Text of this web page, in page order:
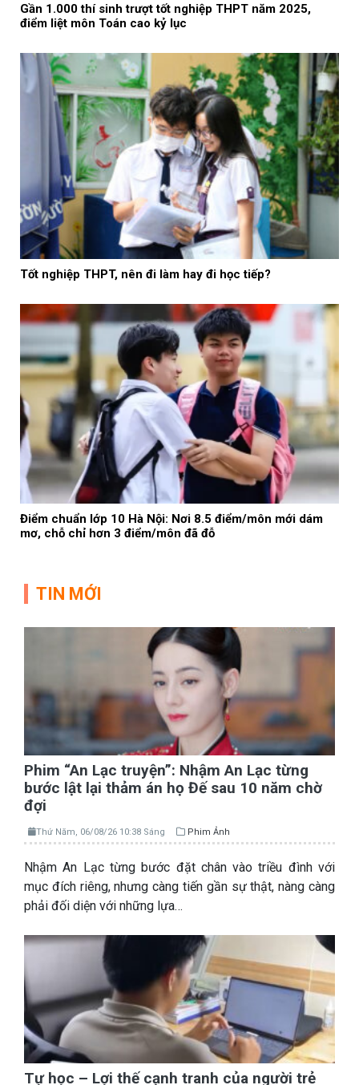
Gần 1.000 thí sinh trượt tốt nghiệp THPT năm 2025,
điểm liệt môn Toán cao kỷ lục
Tốt nghiệp THPT, nên đi làm hay đi học tiếp?
Điểm chuẩn lớp 10 Hà Nội: Nơi 8.5 điểm/môn mới dám
mơ, chỗ chỉ hơn 3 điểm/môn đã đỗ
TIN MỚI
Phim “An Lạc truyện”: Nhậm An Lạc từng
bước lật lại thảm án họ Đế sau 10 năm chờ
đợi
Thứ Năm, 06/08/26 10:38 Sáng Phim Ảnh
Nhậm An Lạc từng bước đặt chân vào triều đình với
mục đích riêng, nhưng càng tiến gần sự thật, nàng càng
phải đối diện với những lựa…
Tự học – Lợi thế cạnh tranh của người trẻ